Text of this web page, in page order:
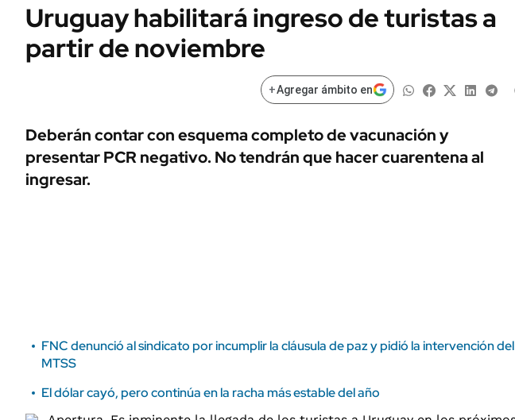
Campo
FINANZAS
ÁMBITO DEBATE
MEDIAKIT AMBITO DEBATE
Sustentabilidad
Seguros
POLÍTICA
MUNDO
LIFESTYLE
AUTOS
Uruguay habilitará ingreso de turistas a
partir de noviembre
+Agregar ámbito en
Deberán contar con esquema completo de vacunación y
presentar PCR negativo. No tendrán que hacer cuarentena al
ingresar.
FNC denunció al sindicato por incumplir la cláusula de paz y pidió la intervención del
MTSS
El dólar cayó, pero continúa en la racha más estable del año